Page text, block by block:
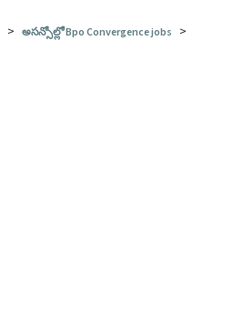
> అసన్సోల్లో Bpo Convergence jobs >